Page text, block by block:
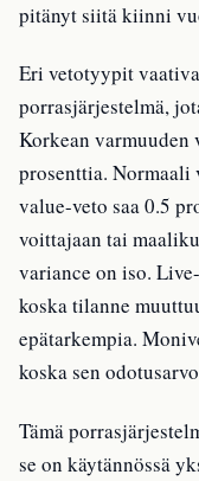
pitänyt siitä kiinni
Eri vetotyypit
porrasjärjestelmä,
Korkean varmuuden
prosenttia. Normaali
value-veto saa 0.5
voittajaan tai
variance on iso.
koska tilanne
epätarkempia.
koska sen
Tämä
se on käytännössä